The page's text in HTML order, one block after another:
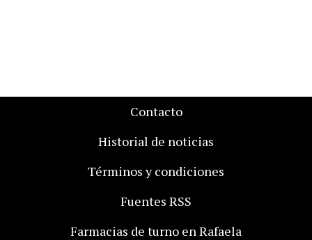
Contacto
Historial de noticias
Términos y condiciones
Fuentes RSS
Farmacias de turno en Rafaela